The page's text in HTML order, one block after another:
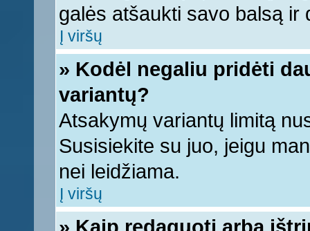
galės atšaukti savo balsą ir
Į viršų
» Kodėl negaliu pridėti
variantų?
Atsakymų variantų limitą
Susisiekite su juo, jeigu
nei leidžiama.
Į viršų